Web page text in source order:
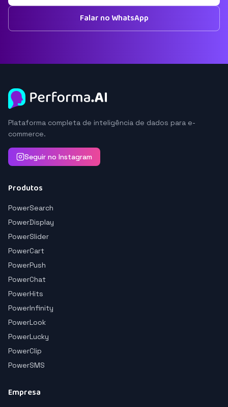
Falar no WhatsApp
Plataforma completa de inteligência de dados para e-
commerce.
Seguir no Instagram
Produtos
PowerSearch
PowerDisplay
PowerSlider
PowerCart
PowerPush
PowerChat
PowerHits
PowerInfinity
PowerLook
PowerLucky
PowerClip
PowerSMS
Empresa